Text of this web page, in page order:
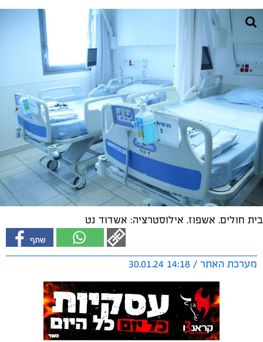
בית חולים. אשפוז. אילוסטרציה: אשדוד נט
מערכת האתר / 14:18 30.01.24